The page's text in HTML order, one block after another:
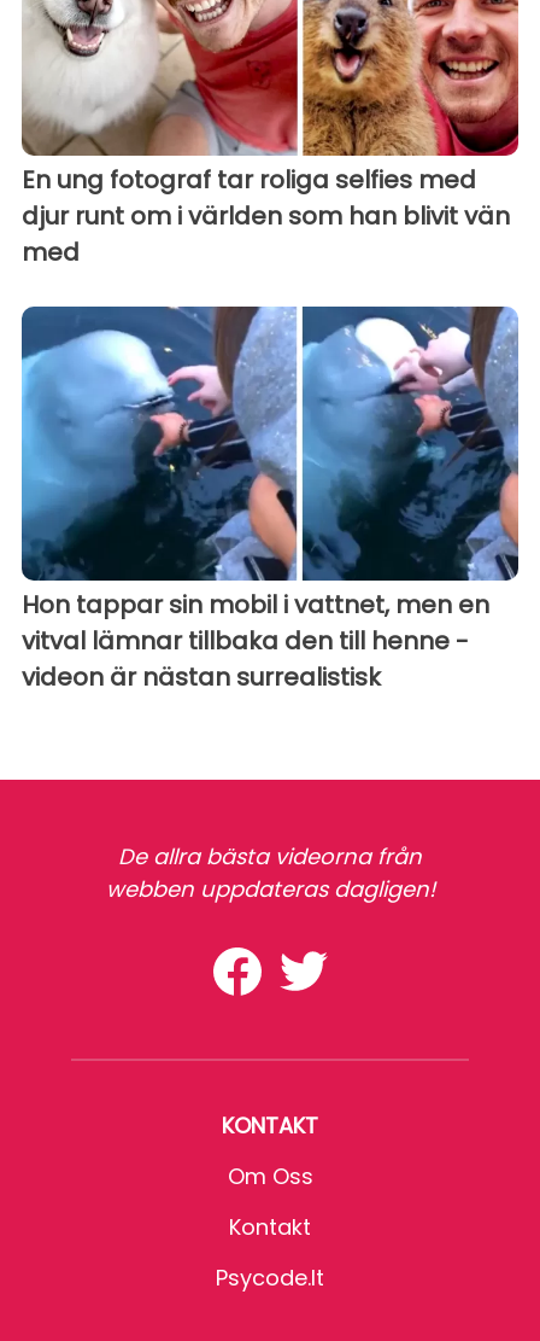
En ung fotograf tar roliga selfies med
djur runt om i världen som han blivit vän
med
Hon tappar sin mobil i vattnet, men en
vitval lämnar tillbaka den till henne -
videon är nästan surrealistisk
De allra bästa videorna från
webben uppdateras dagligen!
KONTAKT
Om Oss
Kontakt
Psycode.it